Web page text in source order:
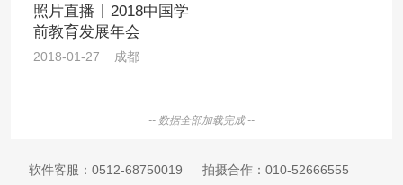
照片直播丨2018中国学
前教育发展年会
2018-01-27 成都
-- 数据全部加载完成 --
软件客服： 0512-68750019 拍摄合作： 010-52666555